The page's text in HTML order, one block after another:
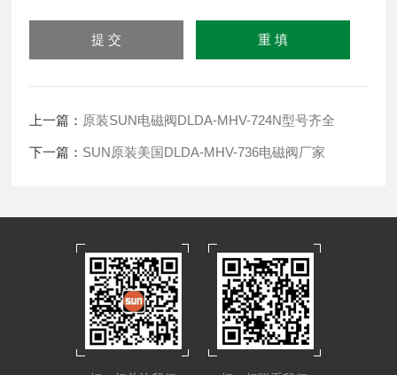
上一篇： 原装SUN电磁阀DLDA-MHV-724N型号齐全
下一篇： SUN原装美国DLDA-MHV-736电磁阀厂家